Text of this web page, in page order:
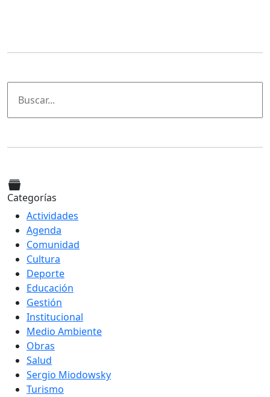
Categorías
Actividades
Agenda
Comunidad
Cultura
Deporte
Educación
Gestión
Institucional
Medio Ambiente
Obras
Salud
Sergio Miodowsky
Turismo